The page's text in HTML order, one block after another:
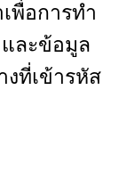
พื่อการทำ
ละข้อมูล
งที่เข้ารหัส